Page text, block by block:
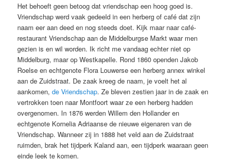
Het behoeft geen betoog dat vriendschap een hoog goed is.
Vriendschap werd vaak gedeeld in een herberg of café dat zijn
naam eer aan deed en nog steeds doet. Kijk maar naar café-
restaurant Vriendschap aan de Middelburgse Markt waar men
gezien is en wil worden. Ik richt me vandaag echter niet op
Middelburg, maar op Westkapelle. Rond 1860 openden Jakob
Roelse en echtgenote Flora Louwerse een herberg annex winkel
aan de Zuidstraat. De zaak kreeg de naam, je voelt het al
aankomen,de Vriendschap. Ze bleven zestien jaar in de zaak en
vertrokken toen naar Montfoort waar ze een herberg hadden
overgenomen. In 1876 werden Willem den Hollander en
echtgenote Kornelia Adriaanse de nieuwe eigenaren van de
Vriendschap. Wanneer zij in 1888 het veld aan de Zuidstraat
ruimden, brak het tijdperk Kaland aan, een tijdperk waaraan geen
einde leek te komen.